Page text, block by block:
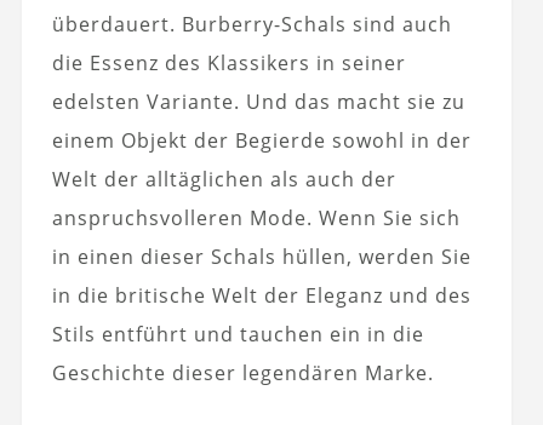
überdauert. Burberry-Schals sind auch
die Essenz des Klassikers in seiner
edelsten Variante. Und das macht sie zu
einem Objekt der Begierde sowohl in der
Welt der alltäglichen als auch der
anspruchsvolleren Mode. Wenn Sie sich
in einen dieser Schals hüllen, werden Sie
in die britische Welt der Eleganz und des
Stils entführt und tauchen ein in die
Geschichte dieser legendären Marke.